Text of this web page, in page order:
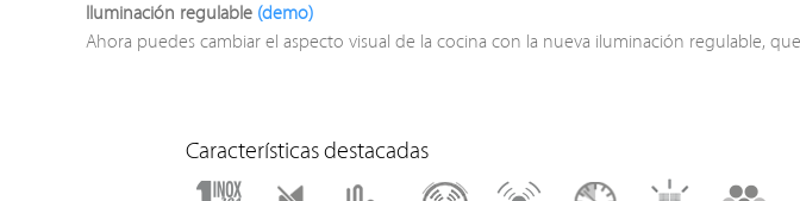
Iluminación regulable (demo)
Ahora puedes cambiar el aspecto visual de la cocina con la nueva iluminación regulable,
Características destacadas